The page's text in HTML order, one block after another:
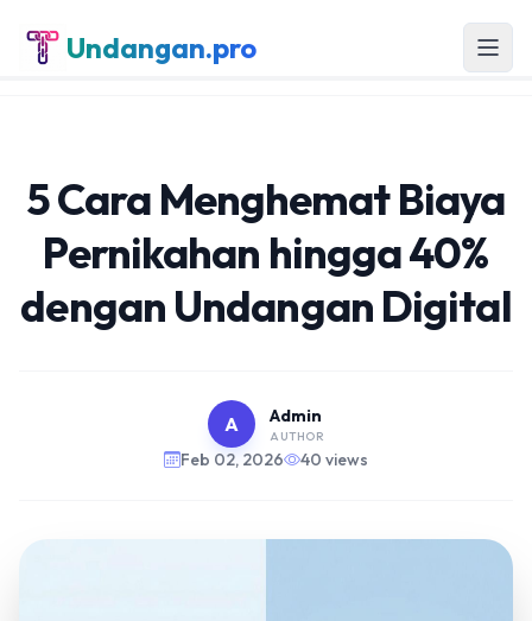
Undangan.pro
5 Cara Menghemat Biaya
Pernikahan hingga 40%
dengan Undangan Digital
A Admin
AUTHOR
Feb 02, 2026 40 views